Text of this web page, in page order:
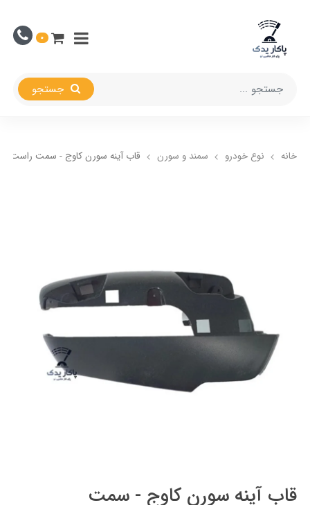
0
خانه نوع خودرو سمند و سورن قاب آینه سورن کاوج - سمت
قاب آینه سورن کاوج - سمت